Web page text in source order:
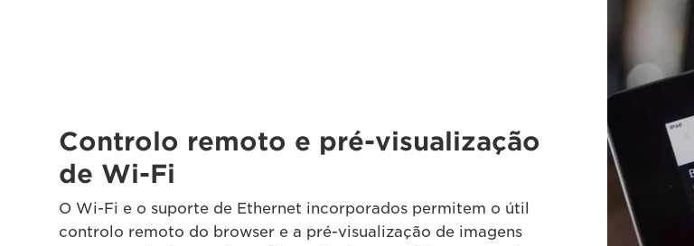
Controlo remoto e pré-visualização
de Wi-Fi
O Wi-Fi e o suporte de Ethernet incorporados permitem o útil
controlo remoto do browser e a pré-visualização de imagens